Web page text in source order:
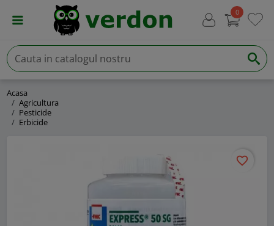
0
Acasa
Agricultura
Pesticide
Erbicide
favorite_border